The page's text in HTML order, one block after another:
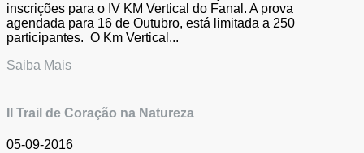
inscrições para o IV KM Vertical do Fanal. A prova
agendada para 16 de Outubro, está limitada a 250
participantes. O Km Vertical...
Saiba Mais
II Trail de Coração na Natureza
05-09-2016